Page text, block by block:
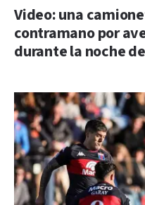
Video: una
contramano por
durante la noche